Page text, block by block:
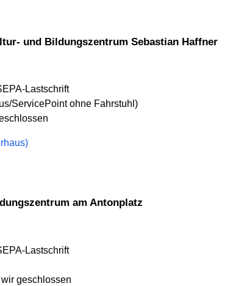
und Bildungszentrum Sebastian Haffner
Lastschrift
ServicePoint ohne Fahrstuhl)
am Antonplatz
Lastschrift
geschlossen